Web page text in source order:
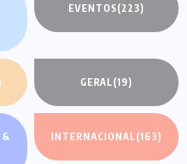
EVENTOS(223)
GERAL(19)
&
INTERNACIONAL(163)